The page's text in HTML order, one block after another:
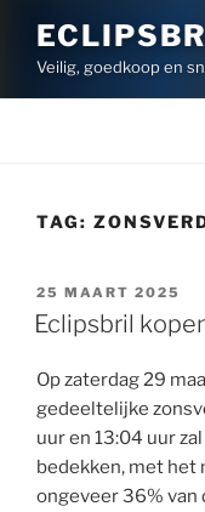
inhoud
Veilig, goedkoop en
TAG:
GEPLAATST
OP
25 MAART 2025
Eclipsbril
Op zaterdag 29
gedeeltelijke
uur en 13:04 uur
bedekken, met het
ongeveer 36% van